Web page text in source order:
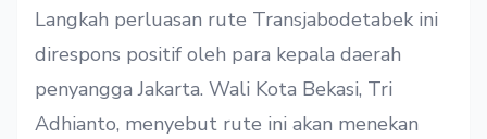
Langkah perluasan rute Transjabodetabek ini
direspons positif oleh para kepala daerah
penyangga Jakarta. Wali Kota Bekasi, Tri
Adhianto, menyebut rute ini akan menekan